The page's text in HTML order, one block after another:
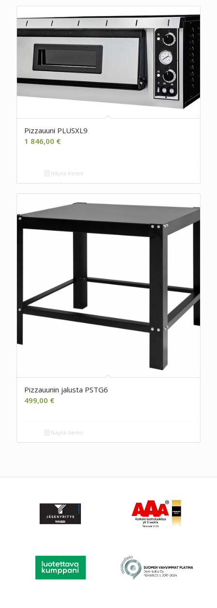
Pizzauuni PLUSXL9
1 846,00 €
Näytä tiedot
Pizzauunin jalusta PSTG6
499,00 €
Näytä tiedot